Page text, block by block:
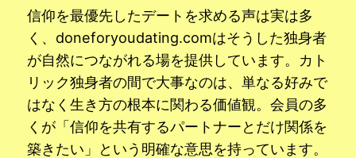
信仰を最優先したデートを求める声は実は多
く、doneforyoudating.comはそうした独身者
が自然につながれる場を提供しています。カト
リック独身者の間で大事なのは、単なる好みで
はなく生き方の根本に関わる価値観。会員の多
くが「信仰を共有するパートナーとだけ関係を
築きたい」という明確な意思を持っています。